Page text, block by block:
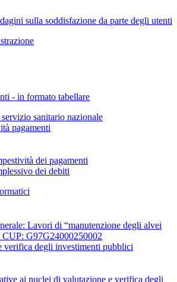
sulla soddisfazione da parte degli utenti
- in formato tabellare
sanitario nazionale
pagamenti
dei pagamenti
dei debiti
Lavori di “manutenzione degli alvei
G97G24000250002
verifica degli investimenti pubblici
ai nuclei di valutazione e verifica degli